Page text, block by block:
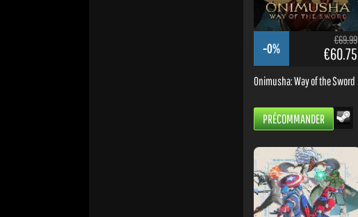
-0%
€69.99
€60.75
Onimusha: Way of the Sword
PRÉCOMMANDER